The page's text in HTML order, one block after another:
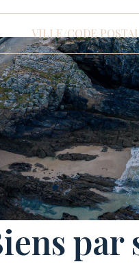
VILLE/CODE
par